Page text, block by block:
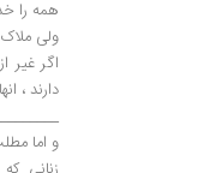
همه را
ولی
اگر غیر
دارند ،
و اما